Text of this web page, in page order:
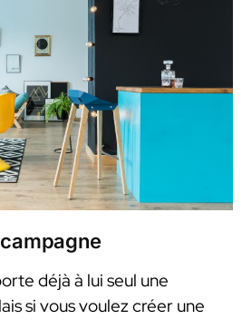
déjà à lui seul une
si vous voulez créer une